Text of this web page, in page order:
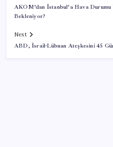
AKOM’dan İstanbul’a Hava Durumu
Bekleniyor?
Next
ABD, İsrail-Lübnan Ateşkesini 45